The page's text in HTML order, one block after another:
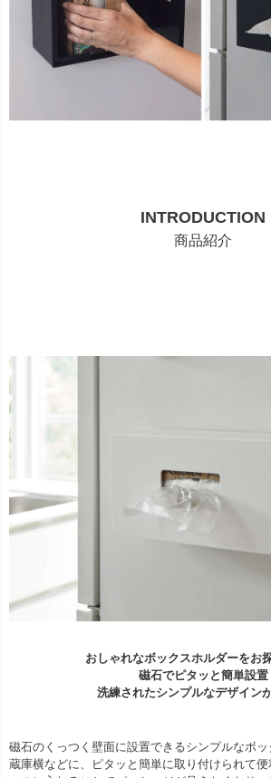
INTRODUCTION
商品紹介
おしゃれなボックスホルダーをお
磁石でピタッと簡単設置
洗練されたシンプルなデザイン
磁石のくっつく壁面に設置できるシンプルなボ
蔵庫横などに、ピタッと簡単に取り付けられて